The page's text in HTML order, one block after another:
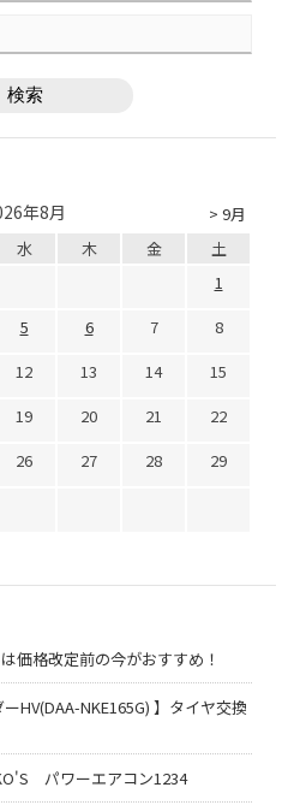
> 9月
年8月
水 木 金
土
1
5 6 7
8
12 13 14
15
19 20 21
22
26 27 28
29
価格改定前の今がおすすめ！
HV(DAA-NKE165G) 】タイヤ交換
パワーエアコン1234